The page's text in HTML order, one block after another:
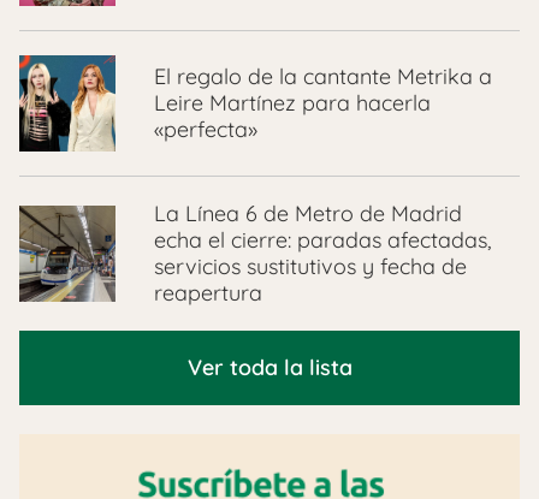
El regalo de la cantante Metrika a
Leire Martínez para hacerla
«perfecta»
La Línea 6 de Metro de Madrid
echa el cierre: paradas afectadas,
servicios sustitutivos y fecha de
reapertura
Ver toda la lista